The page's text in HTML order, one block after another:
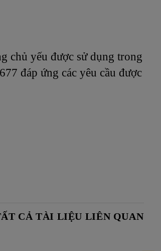
chủ yếu được sử dụng trong
CẢ TÀI LIỆU LIÊN QUAN